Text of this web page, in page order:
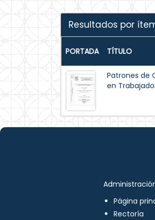
Resultados por
PORTADA TÍTULO
Patrones de
en
Página
Rectoría